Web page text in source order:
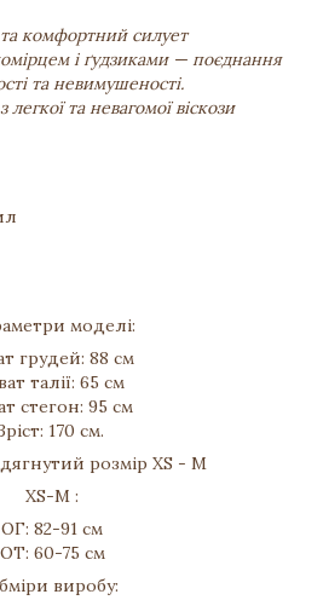
комфортний силует
і ґудзиками — поєднання
та невимушеності.
легкої та невагомої віскози
моделі:
грудей: 88 см
талії: 65 см
стегон: 95 см
170 см.
розмір XS - M
XS-M :
ОГ: 82-91 см
ОТ: 60-75 см
виробу: